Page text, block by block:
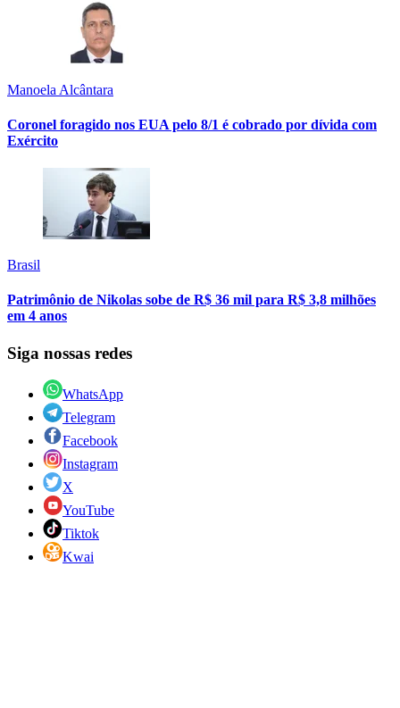
Manoela Alcântara
Coronel foragido nos EUA pelo 8/1 é cobrado por dívida com
Exército
Brasil
Patrimônio de Nikolas sobe de R$ 36 mil para R$ 3,8 milhões
em 4 anos
Siga nossas redes
WhatsApp
Telegram
Facebook
Instagram
X
YouTube
Tiktok
Kwai